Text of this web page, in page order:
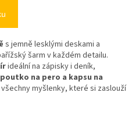
s jemně lesklými deskami a
šarm v každém detailu.
ideální na zápisky i deník,
na pero a kapsu na
myšlenky, které si zaslouží